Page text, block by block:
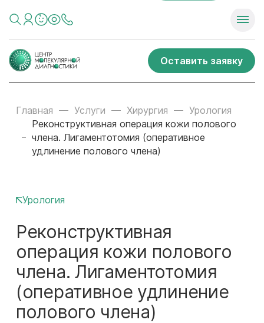
Оставить заявку
Главная Услуги Хирургия
Урология
Реконструктивная операция кожи полового
члена. Лигаментотомия (оперативное
удлинение полового члена)
Урология
Реконструктивная
операция кожи полового
члена. Лигаментотомия
(оперативное удлинение
полового члена)